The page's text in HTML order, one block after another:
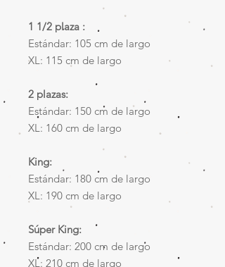
1 1/2 plaza :
Estándar: 105 cm de largo
XL: 115 cm de largo
2 plazas:
Estándar: 150 cm de largo
XL: 160 cm de largo​
King:
Estándar: 180 cm de largo
XL: 190 cm de largo​
Súper King:
Estándar: 200 cm de largo
XL: 210 cm de largo​